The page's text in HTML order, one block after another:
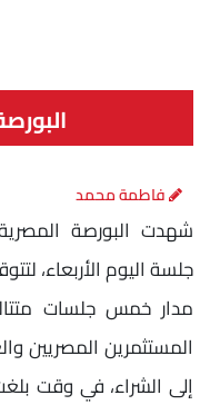
فاطمة محمد
شهدت البورصة
جلسة اليوم الأربعاء،
مدار خمس جلسات
المستثمرين المصريين